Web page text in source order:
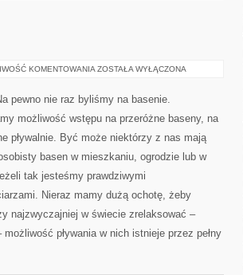
KOMENTOWANIA BUDOWA
ZOSTAŁA WYŁĄCZONA
pewno nie raz byliśmy na basenie.
możliwość wstępu na przeróżne baseny, na
pływalnie. Być może niektórzy z nas mają
basen w mieszkaniu, ogrodzie lub w
tak jesteśmy prawdziwymi
Nieraz mamy dużą ochotę, żeby
najzwyczajniej w świecie zrelaksować –
pływania w nich istnieje przez pełny